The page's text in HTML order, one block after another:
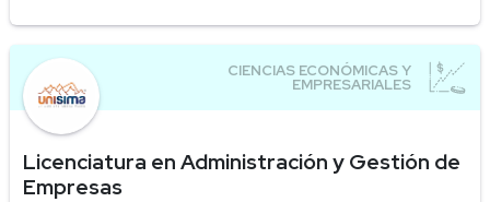
Licenciatura en Administración y Gestión de
Empresas